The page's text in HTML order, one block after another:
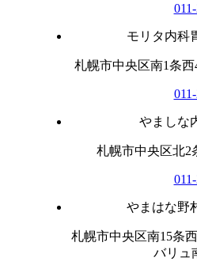
モリタ内科
札幌市中央区南1条
やましな
札幌市中央区北2
やまはな野
札幌市中央区南15条
バリュ